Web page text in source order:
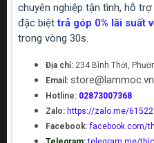
chuyên nghiệp tận tình, hỗ
đặc biệttrả góp 0% lãi suất
trong vòng 30s.
Địa chỉ: 234 Bình Thới,
Email: store@lammoc.vn
Hotline: 02873007368
Zalo: https://zalo.me/
Facebook:facebook.com/